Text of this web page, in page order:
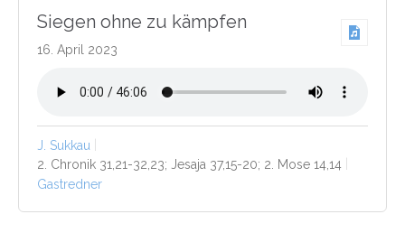
Siegen ohne zu kämpfen
16. April 2023
J. Sukkau
2. Chronik 31,21-32,23; Jesaja 37,15-20; 2. Mose 14,14
Gastredner